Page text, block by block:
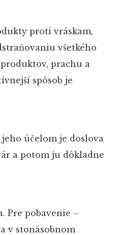
proti vráskam,
všetkého
prachu a
spôsob je
účelom je doslova
a potom ju dôkladne
Pre pobavenie –
v stonásobnom